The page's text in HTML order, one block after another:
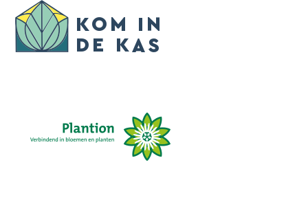
content
Open
mobile
menu
Close
mobile
menu